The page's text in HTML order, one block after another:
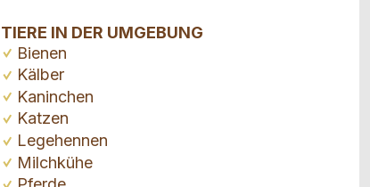
TIERE IN DER UMGEBUNG
Bienen
Kälber
Kaninchen
Katzen
Legehennen
Milchkühe